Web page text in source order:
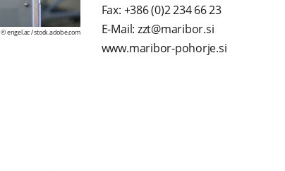
© engel.ac /stock.adobe.com
Fax: +386 (0)2 234 66 23
E-Mail: zzt@maribor.si
www.maribor-pohorje.si